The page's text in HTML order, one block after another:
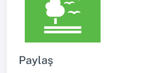
Paylaş